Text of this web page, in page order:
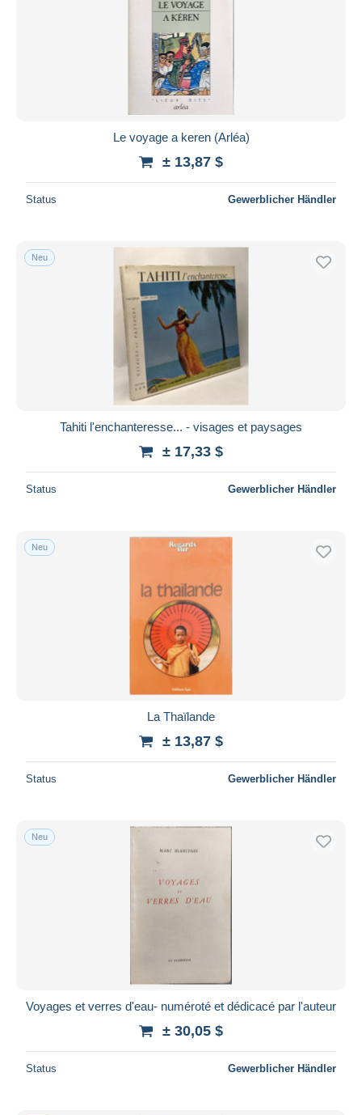
Le voyage a keren (Arléa)
± 13,87 $
Status Gewerblicher Händler
Neu
Tahiti l'enchanteresse... - visages et paysages
± 17,33 $
Status Gewerblicher Händler
Neu
La Thaïlande
± 13,87 $
Status Gewerblicher Händler
Neu
Voyages et verres d'eau- numéroté et dédicacé par l'auteur
± 30,05 $
Status Gewerblicher Händler